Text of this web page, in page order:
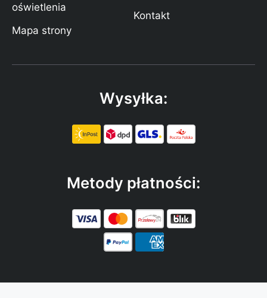
oświetlenia
Mapa strony
Kontakt
Wysyłka:
Metody płatności: